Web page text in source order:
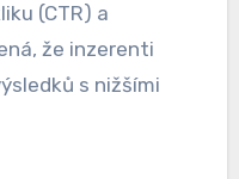
(CTR) a
že inzerenti
s nižšími